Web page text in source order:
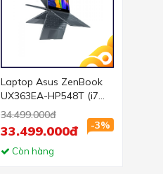
Laptop Asus ZenBook
UX363EA-HP548T (i7
1165G7/16GB
RAM/512GB SSD/13.3
FHD/Win10/Cáp/Túi/Xá
m)
34.499.000đ
-3%
33.499.000đ
Còn hàng